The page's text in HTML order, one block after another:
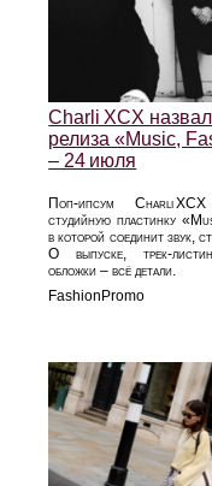
Charli XCX
релиза «Music,
– 24 июля
Поп-ипсум Charli
студийную пластинку
в которой соединит звук,
О выпуске,
обложки – всё детали.
FashionPromo